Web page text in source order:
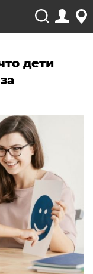
дети